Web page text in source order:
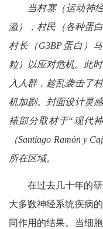
当村寨（运动神
激），村民（各种蛋
村长（G3BP蛋白）
粒）以应对危机。此
入人群，趁乱袭击了
机加剧。封面设计灵
裱部分取材于“现代
（Santiago Ramón y
所在区域。
在过去几十年的
大多数神经系统疾病
同作用的结果。当细